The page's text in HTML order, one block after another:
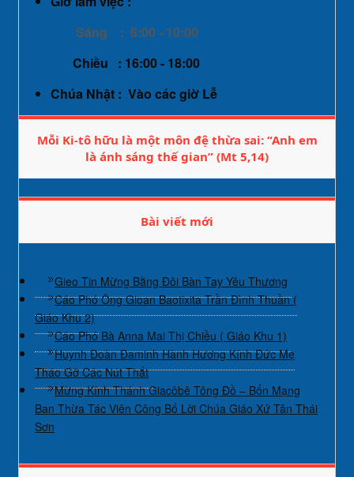
Sáng : 8:00 - 10:00
Chiều : 16:00 - 18:00
Chúa Nhật : Vào các giờ Lễ
Mỗi Ki-tô hữu là một môn đệ thừa sai: “Anh em
là ánh sáng thế gian” (Mt 5,14)
Bài viết mới
Gieo Tin Mừng Bằng Đôi Bàn Tay Yêu Thương
Cáo Phó Ông Gioan Baotixita Trần Đình Thuần (
Giáo Khu 2)
Cáo Phó Bà Anna Mai Thị Chiều ( Giáo Khu 1)
Huynh Đoàn Đaminh Hành Hương Kính Đức Mẹ
Tháo Gỡ Các Nút Thắt
Mừng Kính Thánh Giacôbê Tông Đồ – Bổn Mạng
Ban Thừa Tác Viên Công Bố Lời Chúa Giáo Xứ Tân Thái
Sơn